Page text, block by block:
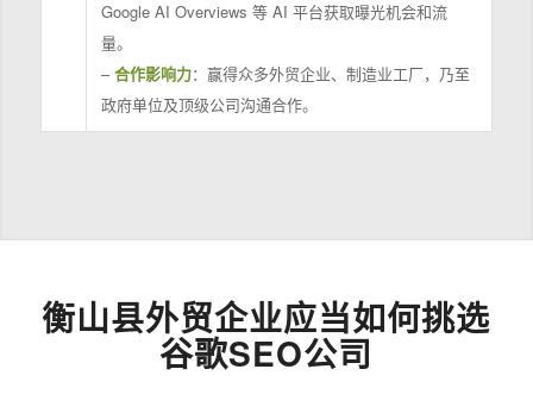
Google AI Overviews 等 AI 平台获取曝光机会和流
量。
–合作影响力：赢得众多外贸企业、制造业工厂，乃至
政府单位及顶级公司沟通合作。
衡山县外贸企业应当如何挑选
谷歌SEO公司